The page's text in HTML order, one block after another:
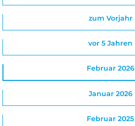
zum Vorjahr
vor 5 Jahren
Februar 2026
Januar 2026
Februar 2025